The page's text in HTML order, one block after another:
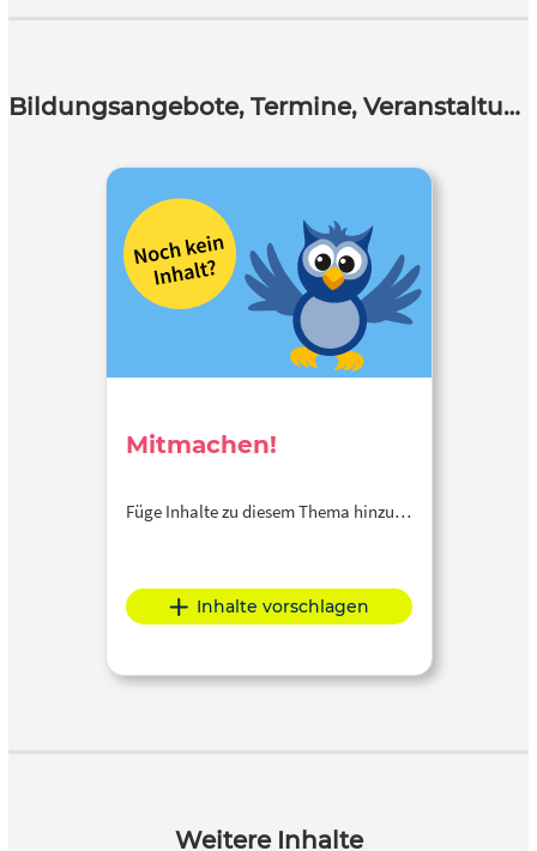
Bildungsangebote, Termine, Veranstaltungen
Mitmachen!
Füge Inhalte zu diesem Thema hinzu…
Inhalte vorschlagen
Weitere Inhalte